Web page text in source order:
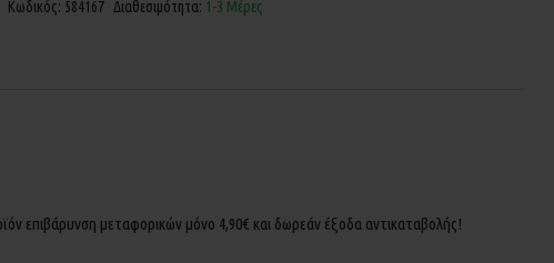
Κωδικός: 584167 Διαθεσιμότητα: 1-3 Μέρες
επιβάρυνση μεταφορικών μόνο 4,90€ και δωρεάν έξοδα αντικαταβολής!